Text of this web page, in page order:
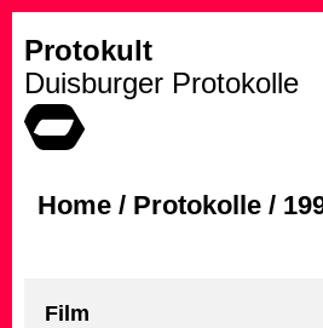
to
Protokult
Duisburger Protokolle
Home / Protokolle /
Film